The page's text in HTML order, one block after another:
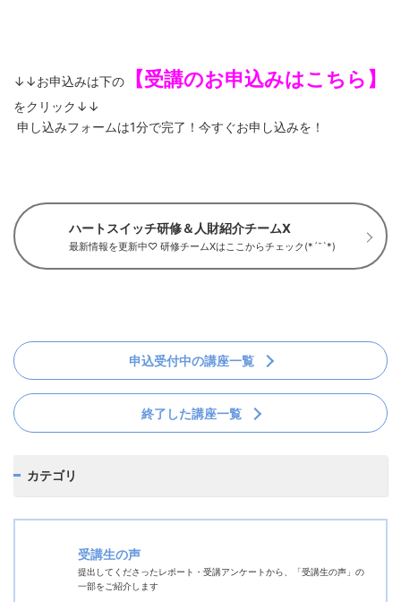
↓↓お申込みは下の 【受講のお申込みはこちら】
をクリック↓↓
申し込みフォームは1分で完了！今すぐお申し込みを！
ハートスイッチ研修＆人財紹介チームX
最新情報を更新中♡ 研修チームXはここからチェック(*´˘`*)
申込受付中の講座一覧
終了した講座一覧
カテゴリ
受講生の声
提出してくださったレポート・受講アンケートから、「受講生の声」の
一部をご紹介します